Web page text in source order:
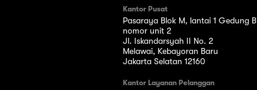
Kantor Pusat
Pasaraya Blok M, lantai 1 Gedung B
nomor unit 2
Jl. Iskandarsyah II No. 2
Melawai, Kebayoran Baru
Jakarta Selatan 12160
Kantor Layanan Pelanggan